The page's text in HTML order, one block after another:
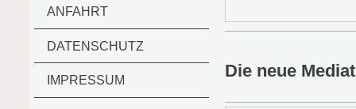
ANFAHRT
DATENSCHUTZ
IMPRESSUM Die neue